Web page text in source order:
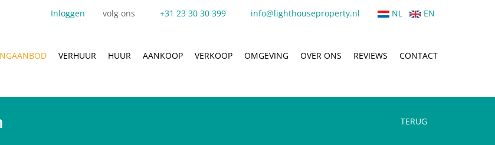
Inloggen volg ons +31 23 30 30 399 info@lighthouseproperty.nl NL EN
VERHUUR HUUR AANKOOP VERKOOP OMGEVING OVER ONS REVIEWS CONTACT
TERUG